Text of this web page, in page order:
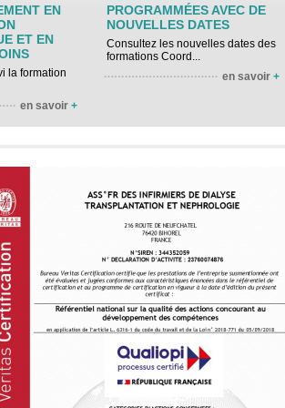
EN
ET EN
la formation
en savoir +
PROGRAMMÉES AVEC DE
NOUVELLES DATES
Consultez les nouvelles dates des
formations Coord...
en savoir +